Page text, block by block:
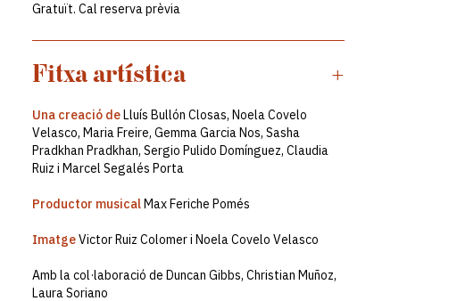
Gratuït. Cal reserva prèvia
Fitxa artística +
Una creació deLluís Bullón Closas, Noela Covelo
Velasco, Maria Freire, Gemma Garcia Nos, Sasha
Pradkhan Pradkhan, Sergio Pulido Domínguez, Claudia
Ruiz i Marcel Segalés Porta
Productor musicalMax Feriche Pomés
ImatgeVictor Ruiz Colomer i Noela Covelo Velasco
Amb la col·laboració de Duncan Gibbs, Christian Muñoz,
Laura Soriano